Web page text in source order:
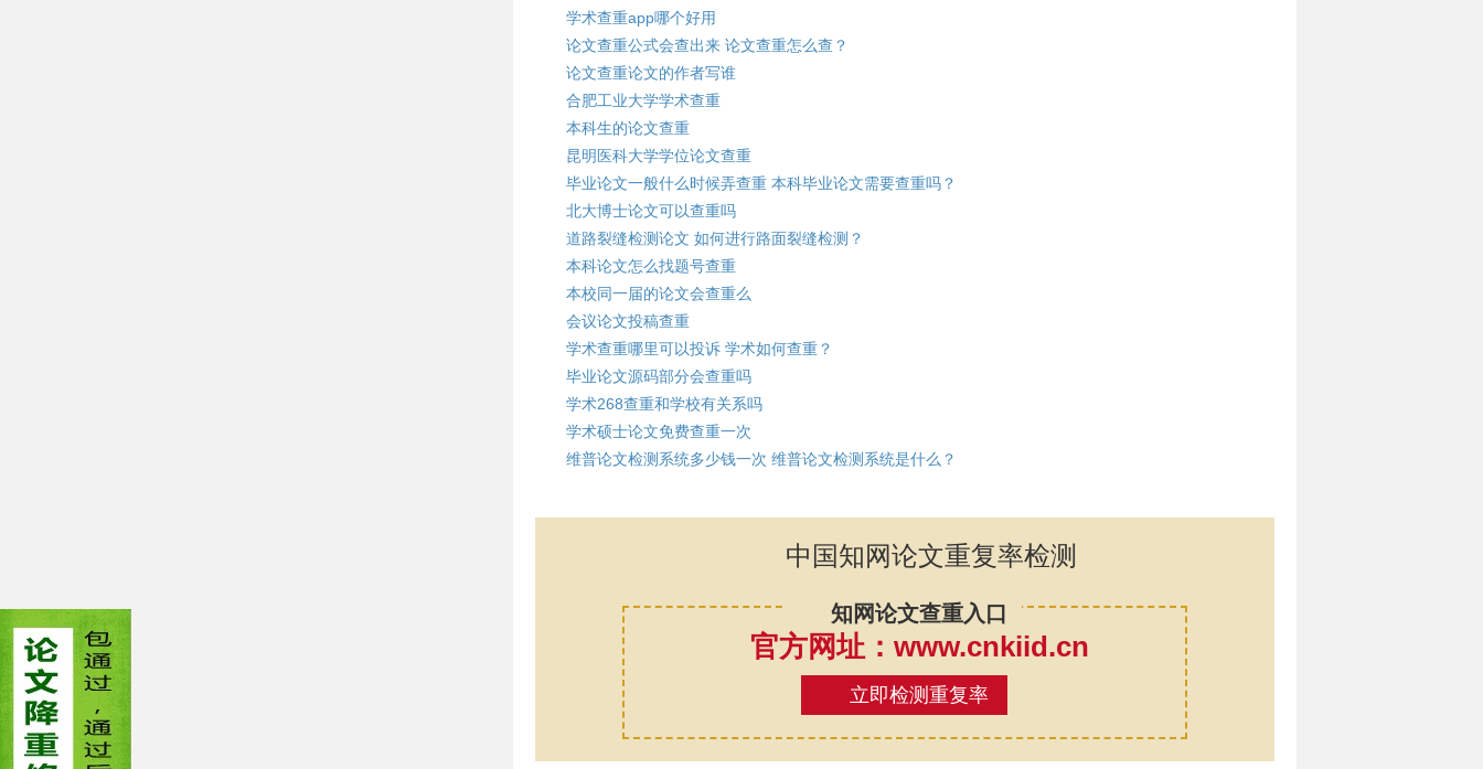
学术查重app哪个好用
论文查重公式会查出来 论文查重怎么查？
论文查重论文的作者写谁
合肥工业大学学术查重
本科生的论文查重
昆明医科大学学位论文查重
毕业论文一般什么时候弄查重 本科毕业论文需要查重吗？
北大博士论文可以查重吗
道路裂缝检测论文 如何进行路面裂缝检测？
本科论文怎么找题号查重
本校同一届的论文会查重么
会议论文投稿查重
学术查重哪里可以投诉 学术如何查重？
毕业论文源码部分会查重吗
学术268查重和学校有关系吗
学术硕士论文免费查重一次
维普论文检测系统多少钱一次 维普论文检测系统是什么？
中国知网论文重复率检测
知网论文查重入口
官方网址：www.cnkiid.cn
立即检测重复率